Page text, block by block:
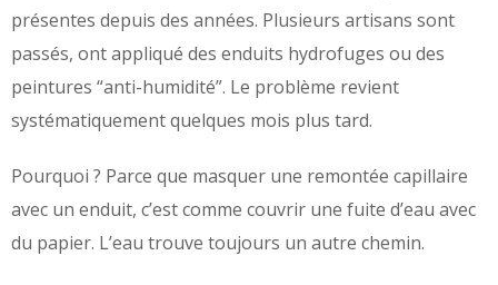
présentes depuis des années. Plusieurs artisans sont
passés, ont appliqué des enduits hydrofuges ou des
peintures “anti-humidité”. Le problème revient
systématiquement quelques mois plus tard.
Pourquoi ? Parce que masquer une remontée capillaire
avec un enduit, c’est comme couvrir une fuite d’eau avec
du papier. L’eau trouve toujours un autre chemin.